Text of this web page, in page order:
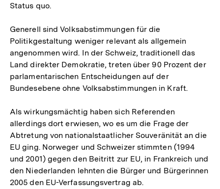
Status quo.
Generell sind Volksabstimmungen für die
Politikgestaltung weniger relevant als allgemein
angenommen wird. In der Schweiz, traditionell das
Land direkter Demokratie, treten über 90 Prozent der
parlamentarischen Entscheidungen auf der
Bundesebene ohne Volksabstimmungen in Kraft.
Als wirkungsmächtig haben sich Referenden
allerdings dort erwiesen, wo es um die Frage der
Abtretung von nationalstaatlicher Souveränität an die
EU ging. Norweger und Schweizer stimmten (1994
und 2001) gegen den Beitritt zur EU, in Frankreich und
den Niederlanden lehnten die Bürger und Bürgerinnen
2005 den EU-Verfassungsvertrag ab.